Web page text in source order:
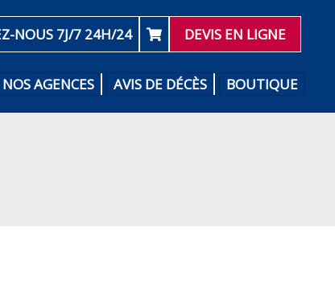
NOUS 7J/7 24H/24 DEVIS EN LIGNE
NOS AGENCES AVIS DE DÉCÈS BOUTIQUE